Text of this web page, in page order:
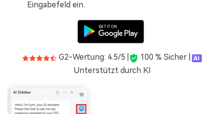
Eingabefeld ein.
G2-Wertung: 4.5/5 |
100 % Sicher |
Unterstützt durch KI